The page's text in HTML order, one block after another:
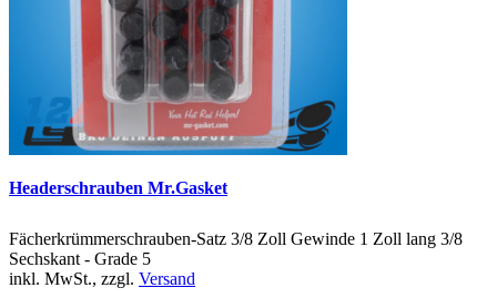
Headerschrauben Mr.Gasket
Fächerkrümmerschrauben-Satz 3/8 Zoll Gewinde 1 Zoll lang 3/8
Sechskant - Grade 5
inkl. MwSt., zzgl. Versand